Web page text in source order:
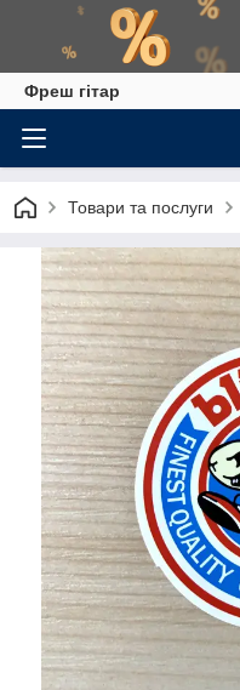
Фреш гітар
Товари та послуги